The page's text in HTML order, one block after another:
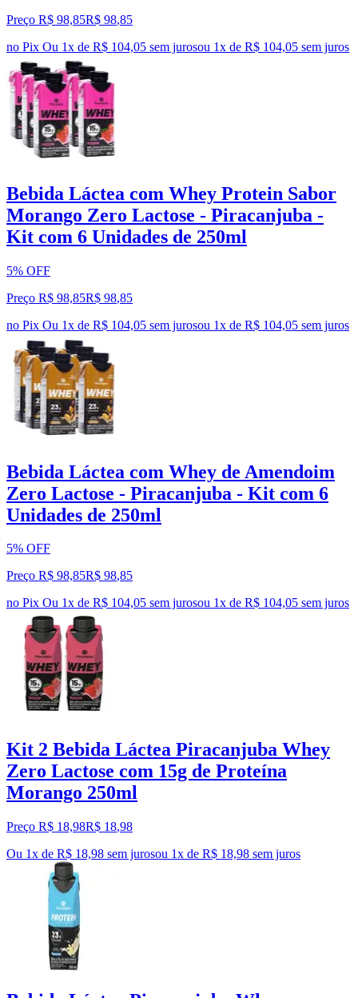
Preço R$ 98,85R$ 98,85
no Pix Ou 1x de R$ 104,05 sem jurosou 1x de R$ 104,05 sem juros
Bebida Láctea com Whey Protein Sabor
Morango Zero Lactose - Piracanjuba -
Kit com 6 Unidades de 250ml
5% OFF
Preço R$ 98,85R$ 98,85
no Pix Ou 1x de R$ 104,05 sem jurosou 1x de R$ 104,05 sem juros
Bebida Láctea com Whey de Amendoim
Zero Lactose - Piracanjuba - Kit com 6
Unidades de 250ml
5% OFF
Preço R$ 98,85R$ 98,85
no Pix Ou 1x de R$ 104,05 sem jurosou 1x de R$ 104,05 sem juros
Kit 2 Bebida Láctea Piracanjuba Whey
Zero Lactose com 15g de Proteína
Morango 250ml
Preço R$ 18,98R$ 18,98
Ou 1x de R$ 18,98 sem jurosou 1x de R$ 18,98 sem juros